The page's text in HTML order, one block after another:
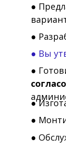
●
●
● Вы
●
●
●
●